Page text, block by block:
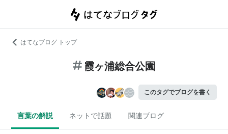
はてなブログ トップ
霞ヶ浦総合公園
このタグでブログを書く
言葉の解説 ネットで話題 関連ブログ